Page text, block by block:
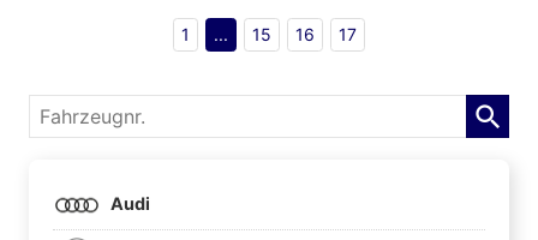
1 ... 15 16 17
Fahrzeugnr.
Audi